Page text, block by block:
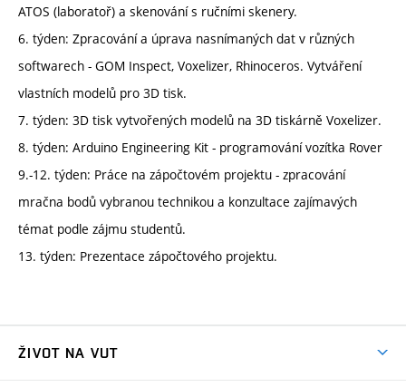
ATOS (laboratoř) a skenování s ručními skenery.
6. týden: Zpracování a úprava nasnímaných dat v různých
softwarech - GOM Inspect, Voxelizer, Rhinoceros. Vytváření
vlastních modelů pro 3D tisk.
7. týden: 3D tisk vytvořených modelů na 3D tiskárně Voxelizer.
8. týden: Arduino Engineering Kit - programování vozítka Rover
9.-12. týden: Práce na zápočtovém projektu - zpracování
mračna bodů vybranou technikou a konzultace zajímavých
témat podle zájmu studentů.
13. týden: Prezentace zápočtového projektu.
ŽIVOT NA VUT